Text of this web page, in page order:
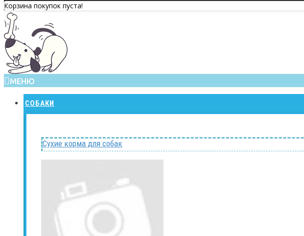
Корзина покупок пуста!
МЕНЮ
СОБАКИ
Сухие корма для собак